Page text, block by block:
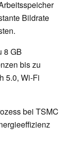
Bildrate
8 GB
bis zu
5.0, Wi-Fi
bei TSMC